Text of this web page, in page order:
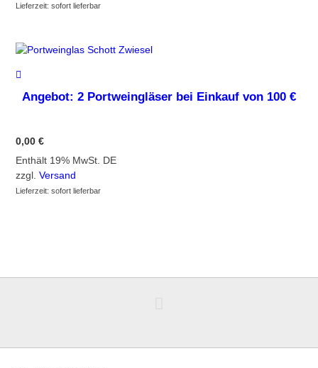
Lieferzeit: sofort lieferbar
Angebot: 2 Portweingläser bei Einkauf von 100 €
0,00€
Enthält 19% MwSt. DE
zzgl.Versand
Lieferzeit: sofort lieferbar